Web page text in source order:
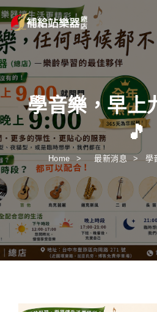
學音樂，早上
🎵
Home 最新消息 學